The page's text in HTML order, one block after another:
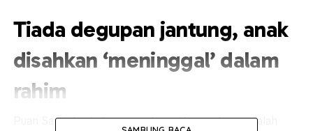
Tiada degupan jantung, anak
disahkan ‘meninggal’ dalam
rahim
Puan Sarah berkata, punca kematian anaknya adalah